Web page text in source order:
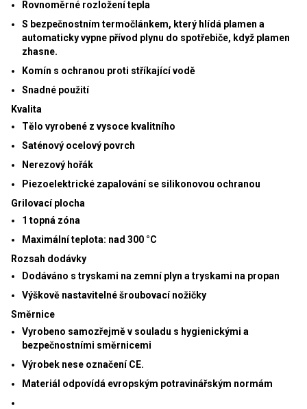
Rovnoměrné rozložení tepla
S bezpečnostním termočlánkem, který hlídá plamen a
automaticky vypne přívod plynu do spotřebiče, když plamen
zhasne.
Komín s ochranou proti stříkající vodě
Snadné použití
Kvalita
Tělo vyrobené z vysoce kvalitního
Saténový ocelový povrch
Nerezový hořák
Piezoelektrické zapalování se silikonovou ochranou
Grilovací plocha
1 topná zóna
Maximální teplota: nad 300 °C
Rozsah dodávky
Dodáváno s tryskami na zemní plyn a tryskami na propan
Výškově nastavitelné šroubovací nožičky
Směrnice
Vyrobeno samozřejmě v souladu s hygienickými a
bezpečnostními směrnicemi
Výrobek nese označení CE.
Materiál odpovídá evropským potravinářským normám